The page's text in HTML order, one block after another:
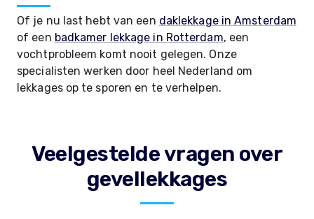
Of je nu last hebt van een daklekkage in Amsterdam
of een badkamer lekkage in Rotterdam, een
vochtprobleem komt nooit gelegen. Onze
specialisten werken door heel Nederland om
lekkages op te sporen en te verhelpen.
Veelgestelde vragen over
gevellekkages